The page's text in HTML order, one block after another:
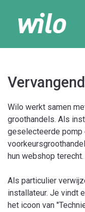
Wilo werkt samen
groothandels. Als
geselecteerde pomp
hun webshop terecht.
Als particulier
installateur. Je vindt
het icoon van